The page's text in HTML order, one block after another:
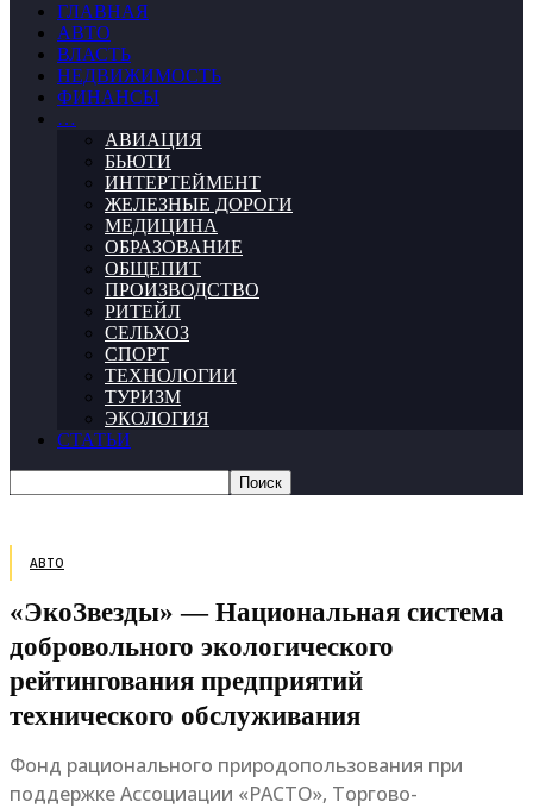
ГЛАВНАЯ
АВТО
ВЛАСТЬ
НЕДВИЖИМОСТЬ
ФИНАНСЫ
…
АВИАЦИЯ
БЬЮТИ
ИНТЕРТЕЙМЕНТ
ЖЕЛЕЗНЫЕ ДОРОГИ
МЕДИЦИНА
ОБРАЗОВАНИЕ
ОБЩЕПИТ
ПРОИЗВОДСТВО
РИТЕЙЛ
СЕЛЬХОЗ
СПОРТ
ТЕХНОЛОГИИ
ТУРИЗМ
ЭКОЛОГИЯ
СТАТЬИ
АВТО
«ЭкоЗвезды» — Национальная система
добровольного экологического
рейтингования предприятий
технического обслуживания
Фонд рационального природопользования при
поддержке Ассоциации «РАСТО», Торгово-